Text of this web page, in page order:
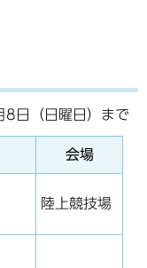
日（日曜日）まで
会場
陸上競技場